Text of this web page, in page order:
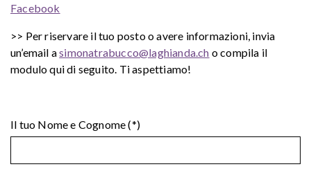
Facebook
>> Per riservare il tuo posto o avere informazioni, invia
un’email asimonatrabucco@laghianda.ch o compila il
modulo qui di seguito. Ti aspettiamo!
Il tuo Nome e Cognome (*)